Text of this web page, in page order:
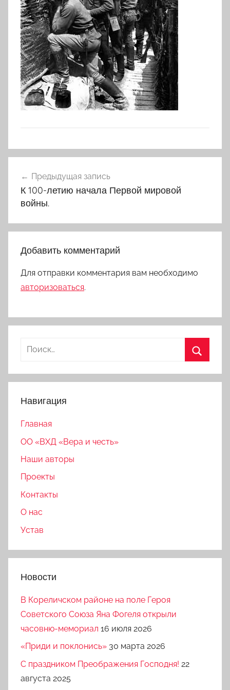
по
записям
Предыдущая запись
К 100-летию начала Первой мировой
войны.
Добавить комментарий
Для отправки комментария вам необходимо
авторизоваться.
Найти:
Навигация
Главная
ОО «ВХД «Вера и честь»
Наши авторы
Проекты
Контакты
О нас
Устав
Новости
В Кореличском районе на поле Героя
Советского Союза Яна Фогеля открыли
часовню-мемориал 16 июля 2026
«Приди и поклонись» 30 марта 2026
C праздником Преображения Господня! 22
августа 2025